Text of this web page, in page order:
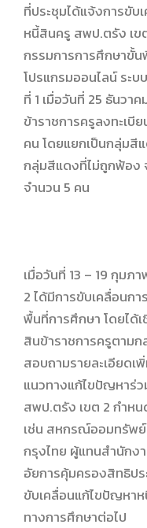
ที่ประชุมได้แจ้งการขับ
หนี้สินครู สพป.ตรัง เ
กรรมการการศึกษาขั้น
โปรแกรมออนไลน์ ระ
ที่ 1 เมื่อวันที่ 25 ธันวา
ข้าราชการครูลงทะเ
คน โดยแยกเป็นกลุ่ม
กลุ่มสีแดงที่ไม่ถูกฟ้อง
จำนวน 5 คน
เมื่อวันที่ 13 – 19 กุมภ
2 ได้มีการขับเคลื่อนก
พื้นที่การศึกษา โดยได้
สินข้าราชการครูตาม
สอบถามรายละเอียดเ
แนวทางแก้ไขปัญหาร่
สพป.ตรัง เขต 2 กำห
เช่น สหกรณ์ออมทรัพ
กรุงไทย ผู้แทนสำนักง
อัยการคุ้มครองสิทธิป
ขับเคลื่อนแก้ไขปัญหา
ทางการศึกษาต่อไป